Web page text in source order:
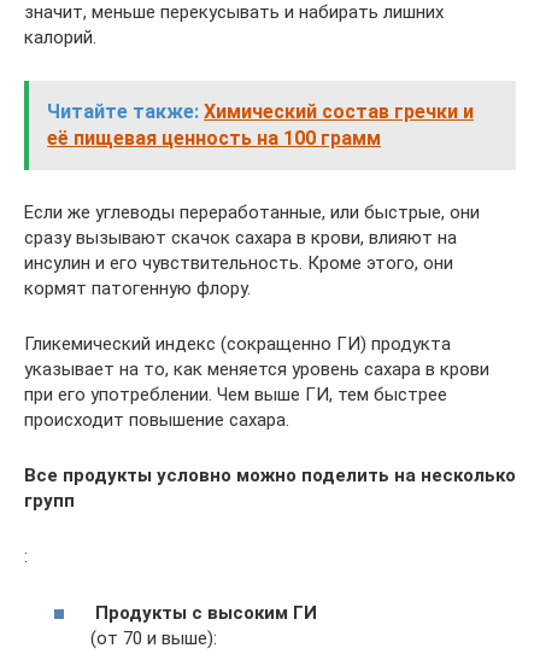
значит, меньше перекусывать и набирать лишних
калорий.
Читайте также: Химический состав гречки и
её пищевая ценность на 100 грамм
Если же углеводы переработанные, или быстрые, они
сразу вызывают скачок сахара в крови, влияют на
инсулин и его чувствительность. Кроме этого, они
кормят патогенную флору.
Гликемический индекс (сокращенно ГИ) продукта
указывает на то, как меняется уровень сахара в крови
при его употреблении. Чем выше ГИ, тем быстрее
происходит повышение сахара.
Все продукты условно можно поделить на несколько
групп
:
Продукты с высоким ГИ
(от 70 и выше):